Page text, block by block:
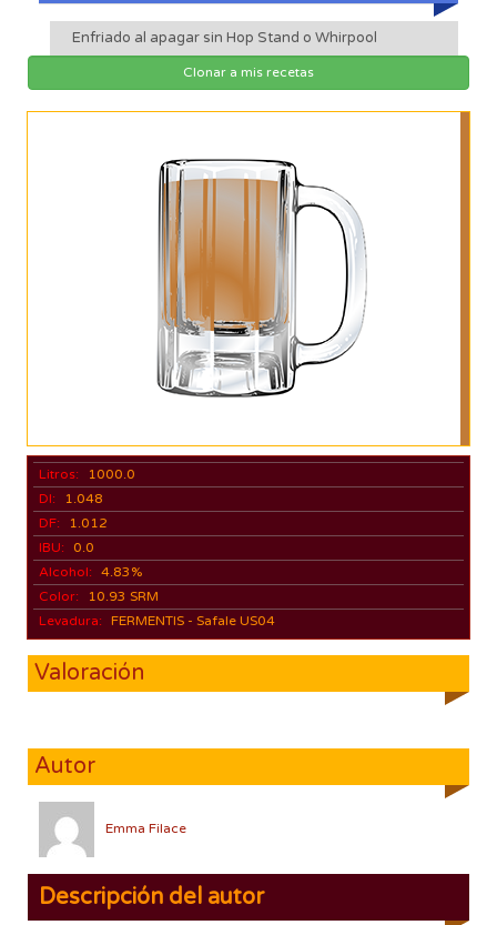
Enfriado al apagar sin Hop Stand o Whirpool
Clonar a mis recetas
Litros:
1000.0
DI:
1.048
DF:
1.012
IBU:
0.0
Alcohol: 4.83%
Color:
10.93 SRM
Levadura: FERMENTIS - Safale US04
Valoración
Autor
Emma Filace
Descripción del autor